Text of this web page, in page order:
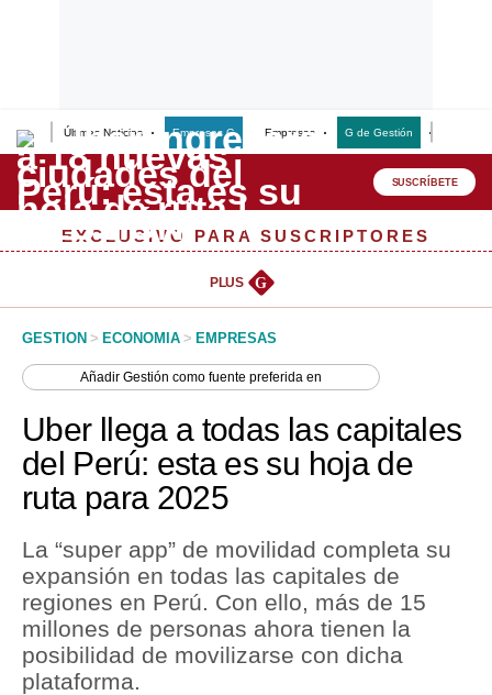
Últimas Noticias Empresas G Empresas G de Gestión
Lo último
Peru Quiosco
Management & Empleo
Perú
Política
Finanzas Personales
Inmobiliarias
Plus G
SUSCRÍBETE
EXCLUSIVO PARA SUSCRIPTORES
PLUS G
GESTION > ECONOMIA > EMPRESAS
AñadirGestión como fuente preferida en
Uber llega a todas las capitales
del Perú: esta es su hoja de
ruta para 2025
La “super app” de movilidad completa su
expansión en todas las capitales de
regiones en Perú. Con ello, más de 15
millones de personas ahora tienen la
posibilidad de movilizarse con dicha
plataforma.